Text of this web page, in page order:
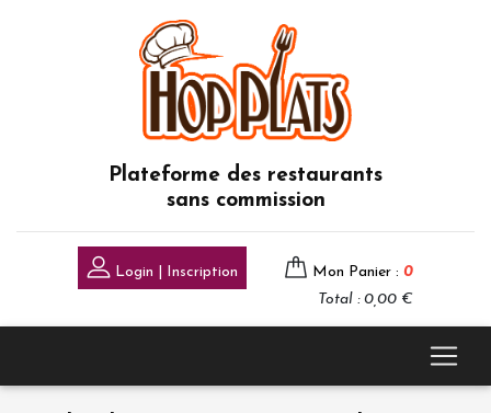
Plateforme des restaurants
sans commission
Login | Inscription Mon Panier : 0
Total : 0,00 €